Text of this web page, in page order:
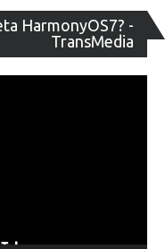
HarmonyOS7? -
TransMedia
de